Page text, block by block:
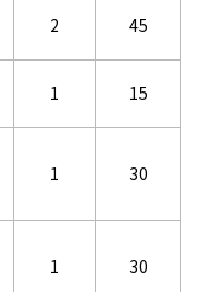
2 45
1 15
1 30
1 30